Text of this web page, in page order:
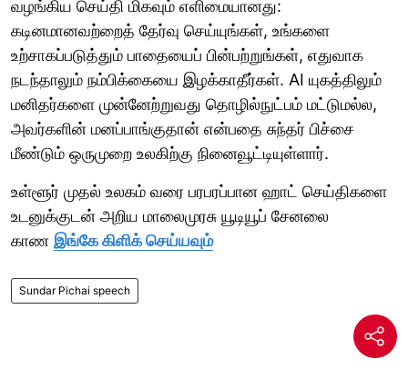
வழங்கிய செய்தி மிகவும் எளிமையானது:
கடினமானவற்றைத் தேர்வு செய்யுங்கள், உங்களை
உற்சாகப்படுத்தும் பாதையைப் பின்பற்றுங்கள், எதுவாக
நடந்தாலும் நம்பிக்கையை இழக்காதீர்கள். AI யுகத்திலும்
மனிதர்களை முன்னேற்றுவது தொழில்நுட்பம் மட்டுமல்ல,
அவர்களின் மனப்பாங்குதான் என்பதை சுந்தர் பிச்சை
மீண்டும் ஒருமுறை உலகிற்கு நினைவூட்டியுள்ளார்.
உள்ளூர் முதல் உலகம் வரை பரபரப்பான ஹாட் செய்திகளை
உடனுக்குடன் அறிய மாலைமுரசு யூடியூப் சேனலை
காண இங்கே கிளிக் செய்யவும்
Sundar Pichai speech